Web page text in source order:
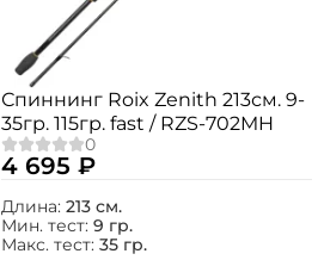
Спиннинг Roix Zenith 213см. 9-
35гр. 115гр. fast / RZS-702MH
4 695 ₽
Длина: 213 см.
Мин. тест: 9 гр.
Макс. тест: 35 гр.